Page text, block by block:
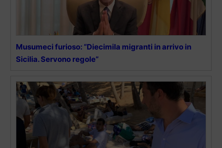
Musumeci furioso: “Diecimila migranti in arrivo in
Sicilia. Servono regole”